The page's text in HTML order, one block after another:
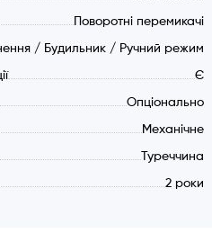
Поворотні перемикачі
/ Будильник / Ручний режим
Є
Опціонально
Механічне
Туреччина
2 роки